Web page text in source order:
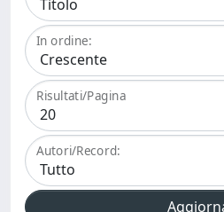
In ordine:
Risultati/Pagina
Autori/Record: